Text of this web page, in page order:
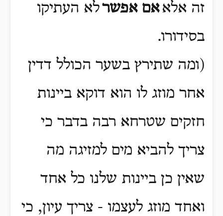
זה אלאאם אפשרלא העתיקו
בסידורו.
(ומה שתירץ בשער הכולל דדין
אחר מוזג לו הוא דוקא ביינות
חזקים שטרחא רבה בדבר כי
צריך להביא מים למזיגה מה
שאין כן ביינות שלנו כל אחד
ואחד מוזג לעצמו - צריך עיון, כי